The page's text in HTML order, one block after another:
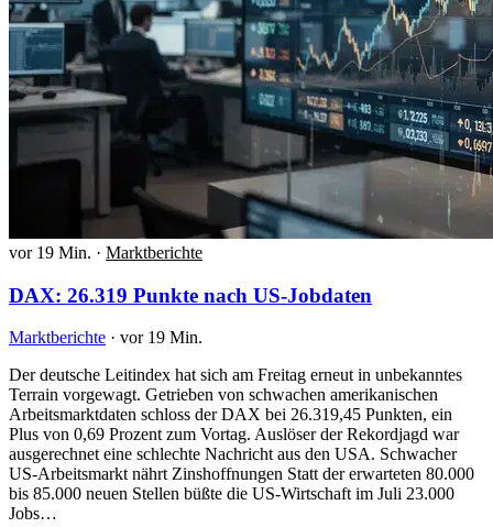
vor 19 Min. · Marktberichte
DAX: 26.319 Punkte nach US-Jobdaten
Marktberichte · vor 19 Min.
Der deutsche Leitindex hat sich am Freitag erneut in unbekanntes
Terrain vorgewagt. Getrieben von schwachen amerikanischen
Arbeitsmarktdaten schloss der DAX bei 26.319,45 Punkten, ein
Plus von 0,69 Prozent zum Vortag. Auslöser der Rekordjagd war
ausgerechnet eine schlechte Nachricht aus den USA. Schwacher
US-Arbeitsmarkt nährt Zinshoffnungen Statt der erwarteten 80.000
bis 85.000 neuen Stellen büßte die US-Wirtschaft im Juli 23.000
Jobs…